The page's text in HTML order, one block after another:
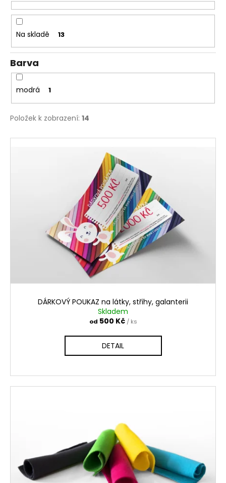
u
k
ů
Na skladě 13
Barva
modrá 1
Položek k zobrazení: 14
V
t
DÁRKOVÝ POUKAZ na látky, střihy, galanterii
Skladem
od 500 Kč / ks
DETAIL
D
o
p
o
u
č
u
e